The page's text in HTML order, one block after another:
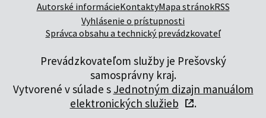
Autorské informácieKontaktyMapa stránokRSS
Vyhlásenie o prístupnosti
Správca obsahu a technický prevádzkovateľ
Prevádzkovateľom služby je Prešovský
samosprávny kraj.
Vytvorené v súlade s Jednotným dizajn manuálom
elektronických služieb
.